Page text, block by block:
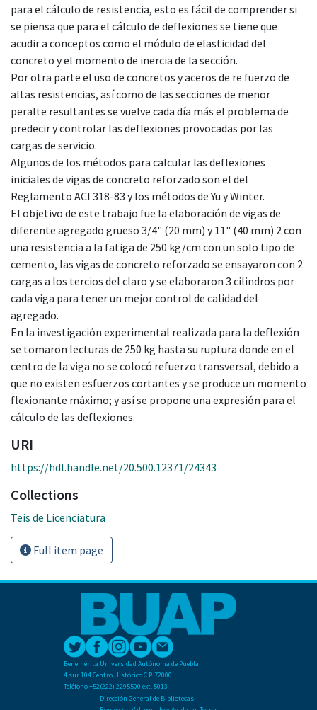
para el cálculo de resistencia, esto es fácil de comprender si
se piensa que para el cálculo de deflexiones se tiene que
acudir a conceptos como el módulo de elasticidad del
concreto y el momento de inercia de la sección.
Por otra parte el uso de concretos y aceros de re fuerzo de
altas resistencias, así como de las secciones de menor
peralte resultantes se vuelve cada día más el problema de
predecir y controlar las deflexiones provocadas por las
cargas de servicio.
Algunos de los métodos para calcular las deflexiones
iniciales de vigas de concreto reforzado son el del
Reglamento ACI 318-83 y los métodos de Yu y Winter.
El objetivo de este trabajo fue la elaboración de vigas de
diferente agregado grueso 3/4" (20 mm) y 11" (40 mm) 2 con
una resistencia a la fatiga de 250 kg/cm con un solo tipo de
cemento, las vigas de concreto reforzado se ensayaron con 2
cargas a los tercios del claro y se elaboraron 3 cilindros por
cada viga para tener un mejor control de calidad del
agregado.
En la investigación experimental realizada para la deflexión
se tomaron lecturas de 250 kg hasta su ruptura donde en el
centro de la viga no se colocó refuerzo transversal, debido a
que no existen esfuerzos cortantes y se produce un momento
flexionante máximo; y así se propone una expresión para el
cálculo de las deflexiones.
URI
https://hdl.handle.net/20.500.12371/24343
Collections
Teis de Licenciatura
Full item page
Benemérita Universidad Autónoma de Puebla
4 sur 104 Centro Histórico C.P. 72000
Teléfono +52(222) 2295500 ext. 5013
Dirección General de Bibliotecas